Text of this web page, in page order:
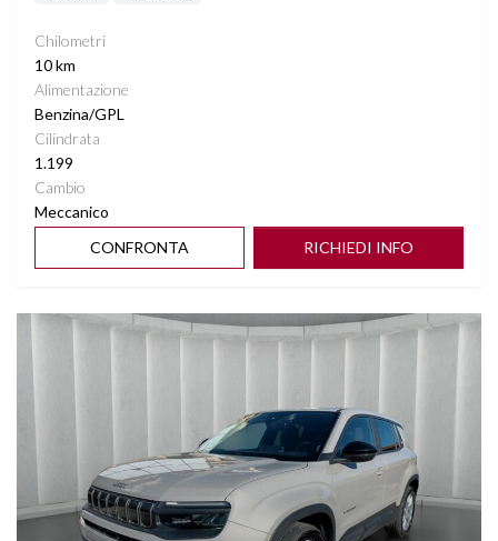
Chilometri
10 km
Alimentazione
Benzina/GPL
Cilindrata
1.199
Cambio
Meccanico
CONFRONTA
RICHIEDI INFO
Vedi dettagli